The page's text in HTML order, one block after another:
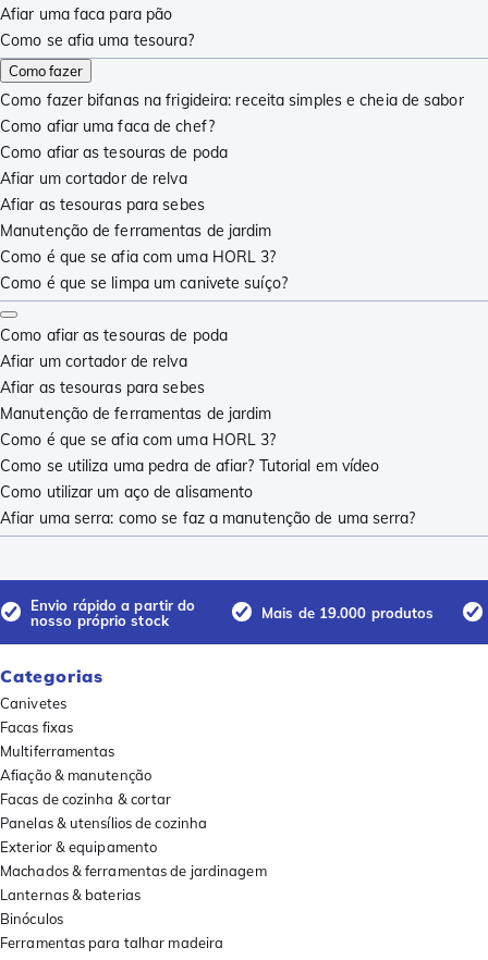
Afiar uma faca para pão
Como se afia uma tesoura?
Como fazer
Como fazer bifanas na frigideira: receita simples e cheia de sabor
Como afiar uma faca de chef?
Como afiar as tesouras de poda
Afiar um cortador de relva
Afiar as tesouras para sebes
Manutenção de ferramentas de jardim
Como é que se afia com uma HORL 3?
Como é que se limpa um canivete suíço?
Como afiar as tesouras de poda
Afiar um cortador de relva
Afiar as tesouras para sebes
Manutenção de ferramentas de jardim
Como é que se afia com uma HORL 3?
Como se utiliza uma pedra de afiar? Tutorial em vídeo
Como utilizar um aço de alisamento
Afiar uma serra: como se faz a manutenção de uma serra?
Envio rápido a partir do
nosso próprio stock
Mais de 19.000 produtos
Categorias
Canivetes
Facas fixas
Multiferramentas
Afiação & manutenção
Facas de cozinha & cortar
Panelas & utensílios de cozinha
Exterior & equipamento
Machados & ferramentas de jardinagem
Lanternas & baterias
Binóculos
Ferramentas para talhar madeira